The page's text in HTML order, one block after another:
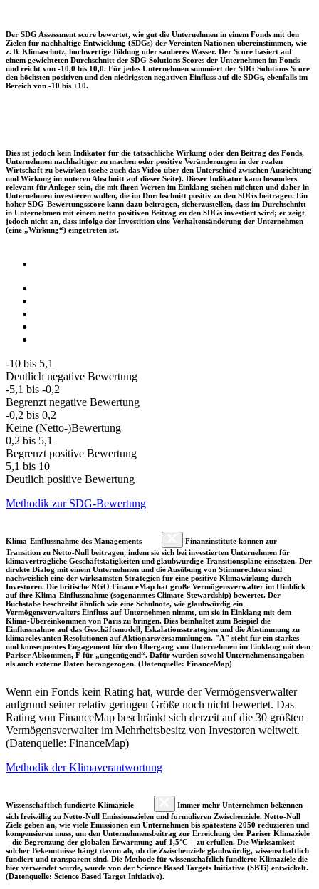
Der SDG Assessment score bewertet, wie gut die Unternehmen in einem Fonds mit den
Zielen für nachhaltige Entwicklung (SDGs) der Vereinten Nationen übereinstimmen, wie
z. B. Klimaschutz, hochwertige Bildung oder sauberes Wasser. Der Score basiert auf
einem gewichteten Durchschnitt der SDG Solutions Scores der Unternehmen im Fonds
und reicht von -10,0 bis 10,0. Für jedes Unternehmen summiert der SDG Solutions Score
den höchsten positiven und den niedrigsten negativen Einfluss auf die SDGs, ebenfalls im
Bereich von -10 bis +10.
Dies ist jedoch kein Indikator für die tatsächliche Wirkung oder den Beitrag des Fonds,
Unternehmen nachhaltiger zu machen oder positive Veränderungen in der realen
Wirtschaft zu bewirken (siehe auch das Video über den Unterschied zwischen Ausrichtung
und Wirkung im unteren Abschnitt auf dieser Seite). Dieser Indikator kann besonders
relevant für Anleger sein, die mit ihren Werten im Einklang stehen möchten und daher in
Unternehmen investieren wollen, die im Durchschnitt positiv zu den SDGs beitragen. Ein
hoher SDG-Bewertungsscore kann dazu beitragen, sicherzustellen, dass im Durchschnitt
in Unternehmen mit einem netto positiven Beitrag zu den SDGs investiert wird; er zeigt
jedoch nicht an, dass infolge der Investition eine Verhaltensänderung der Unternehmen
(eine „Wirkung“) eingetreten ist.
-10 bis 5,1
Deutlich negative Bewertung
-5,1 bis -0,2
Begrenzt negative Bewertung
-0,2 bis 0,2
Keine (Netto-)Bewertung
0,2 bis 5,1
Begrenzt positive Bewertung
5,1 bis 10
Deutlich positive Bewertung
Methodik zur SDG-Bewertung
Klima-Einflussnahme des Managements
Finanzinstitute können zur
Transition zu Netto-Null beitragen, indem sie sich bei investierten Unternehmen für
klimaverträgliche Geschäftstätigkeiten und glaubwürdige Transitionspläne einsetzen. Der
direkte Dialog mit einem Unternehmen und die Ausübung von Stimmrechten sind
nachweislich eine der wirksamsten Strategien für eine positive Klimawirkung durch
Investoren. Die britische NGO FinanceMap hat große Vermögensverwalter im Hinblick
auf ihre Klima-Einflussnahme (sogenanntes Climate-Stewardship) bewertet. Der
Buchstabe beschreibt ähnlich wie eine Schulnote, wie glaubwürdig ein
Vermögensverwalters Einfluss auf Unternehmen nimmt, um sie in Einklang mit dem
Klima-Übereinkommen von Paris zu bringen. Dies beinhaltet zum Beispiel die
Einflussnahme auf das Geschäftsmodell, Eskalationsstrategien und die Abstimmung zu
klimarelevanten Resolutionen auf Aktionärsversammlungen. "A" steht für ein starkes
und konsequentes Engagement für den Übergang von Unternehmen im Einklang mit dem
Pariser Abkommen, F für „ungenügend“. Dafür wurden sowohl Unternehmensangaben
als auch externe Daten herangezogen. (Datenquelle: FinanceMap)
Wenn ein Fonds kein Rating hat, wurde der Vermögensverwalter
aufgrund seiner relativ geringen Größe noch nicht bewertet. Das
Rating von FinanceMap beschränkt sich derzeit auf die 30 größten
Vermögensverwalter im Mehrheitsbesitz von Investoren weltweit.
(Datenquelle: FinanceMap)
Methodik der Klimaverantwortung
Wissenschaftlich fundierte Klimaziele
Immer mehr Unternehmen bekennen
sich freiwillig zu Netto-Null Emissionszielen und formulieren Zwischenziele. Netto-Null
Ziele geben an, wie viele Emissionen ein Unternehmen bis spätestens 2050 reduzieren und
kompensieren muss, um den Unternehmensbeitrag zur Erreichung der Pariser Klimaziele
– die Begrenzung der globalen Erwärmung auf 1,5°C – zu erfüllen. Die Wirksamkeit
solcher Bekenntnisse hängt davon ab, ob die Zwischenziele glaubwürdig, wissenschaftlich
fundiert und transparent sind. Die Methode für wissenschaftlich fundierte Klimaziele die
hier verwendet wurde, wurde von der Science Based Targets Initiative (SBTi) entwickelt.
(Datenquelle: Science Based Target Initiative).